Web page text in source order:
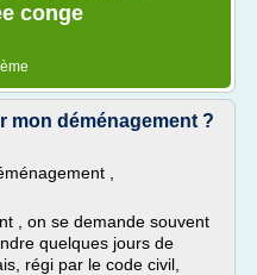
conge
mon déménagement ?
,
, on se demande souvent
quelques jours de
régi par le code civil,